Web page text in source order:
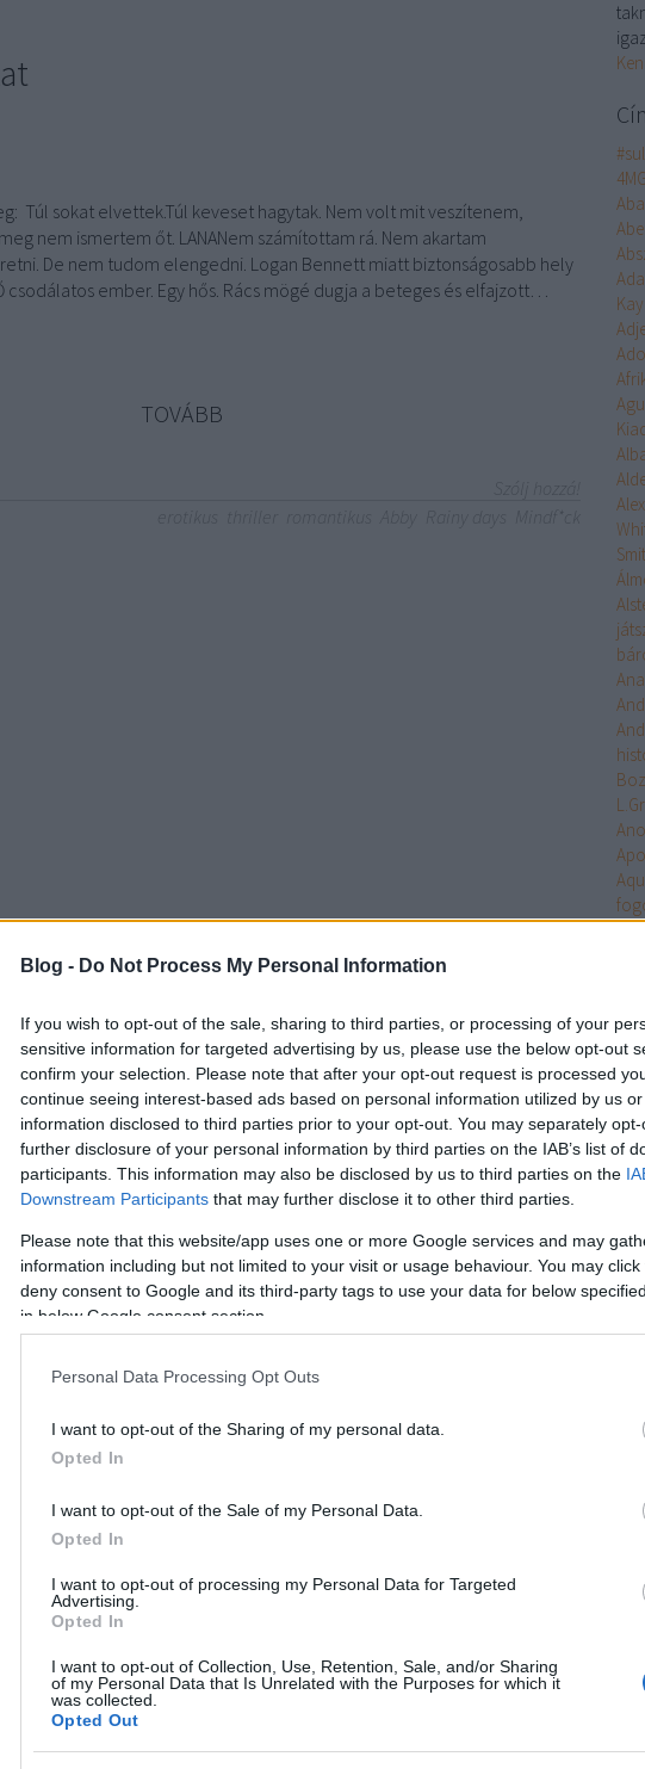
Blog - Do Not Process My Personal Information
If you wish to opt-out of the sale, sharing to third parties, or processing of your
sensitive information for targeted advertising by us, please use the below opt-out
confirm your selection. Please note that after your opt-out request is processed
continue seeing interest-based ads based on personal information utilized by us
information disclosed to third parties prior to your opt-out. You may separately
further disclosure of your personal information by third parties on the IAB’s list of
participants. This information may also be disclosed by us to third parties on the
Downstream Participants that may further disclose it to other third parties.
Please note that this website/app uses one or more Google services and may
information including but not limited to your visit or usage behaviour. You may
deny consent to Google and its third-party tags to use your data for below
in below Google consent section.
Personal Data Processing Opt Outs
I want to opt-out of the Sharing of my personal data.
Opted In
I want to opt-out of the Sale of my Personal Data.
Opted In
I want to opt-out of processing my Personal Data for Targeted
Advertising.
Opted In
I want to opt-out of Collection, Use, Retention, Sale, and/or Sharing
of my Personal Data that Is Unrelated with the Purposes for which it
was collected.
Opted Out
Túl sokat elvettek.Túl keveset hagytak. Nem volt mit veszítenem,
nem ismertem őt. LANANem számítottam rá. Nem akartam
De nem tudom elengedni. Logan Bennett miatt biztonságosabb hely
csodálatos ember. Egy hős. Rács mögé dugja a beteges és elfajzott…
TOVÁBB
Kay
Awad
A